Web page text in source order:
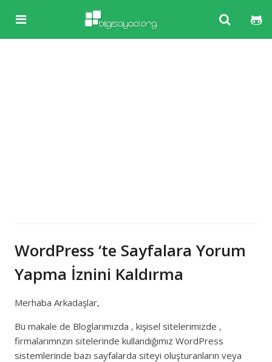
WordPress ‘te Sayfalara Yorum
Yapma İznini Kaldırma
Merhaba Arkadaşlar,
Bu makale de Bloglarımızda , kişisel sitelerimizde ,
firmalarımnzın sitelerinde kullandığımız WordPress
sistemlerinde bazı sayfalarda siteyi oluşturanların veya